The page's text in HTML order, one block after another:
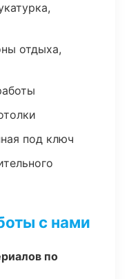
отдыха,
под ключ
с нами
по